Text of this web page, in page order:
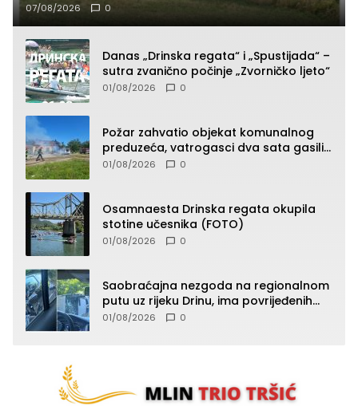
07/08/2026 0
Danas „Drinska regata“ i „Spustijada“ –
sutra zvanično počinje „Zvorničko ljeto“
01/08/2026 0
Požar zahvatio objekat komunalnog
preduzeća, vatrogasci dva sata gasili
vatru (FOTO)
01/08/2026 0
Osamnaesta Drinska regata okupila
stotine učesnika (FOTO)
01/08/2026 0
Saobraćajna nezgoda na regionalnom
putu uz rijeku Drinu, ima povrijeđenih
lica (FOTO)
01/08/2026 0